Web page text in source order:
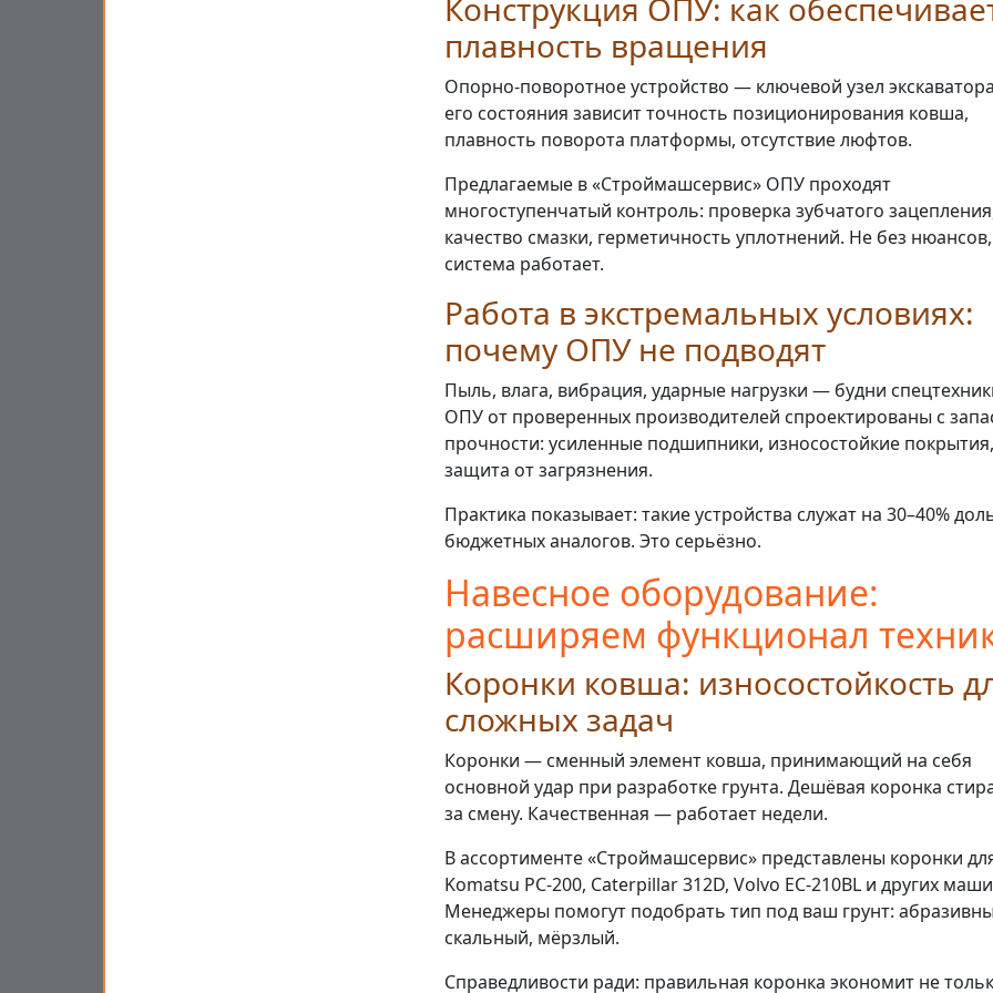
Конструкция ОПУ: как
плавность вращения
Опорно-поворотное устройство — ключевой узел
его состояния зависит точность позиционирования ковша,
плавность поворота платформы, отсутствие люфтов.
Предлагаемые в «Строймашсервис» ОПУ проходят
многоступенчатый контроль: проверка зубчатого
качество смазки, герметичность уплотнений. Не без
система работает.
Работа в экстремальных условиях:
почему ОПУ не подводят
Пыль, влага, вибрация, ударные нагрузки — будни
ОПУ от проверенных производителей спроектированы с
прочности: усиленные подшипники, износостойкие покрытия,
защита от загрязнения.
Практика показывает: такие устройства служат на 30–40%
бюджетных аналогов. Это серьёзно.
Навесное оборудование:
расширяем функционал
Коронки ковша: износостойкость
сложных задач
Коронки — сменный элемент ковша, принимающий на себя
основной удар при разработке грунта. Дешёвая коронка
за смену. Качественная — работает недели.
В ассортименте «Строймашсервис» представлены коронки
Komatsu PC-200, Caterpillar 312D, Volvo EC-210BL и других
Менеджеры помогут подобрать тип под ваш грунт:
скальный, мёрзлый.
Справедливости ради: правильная коронка экономит не